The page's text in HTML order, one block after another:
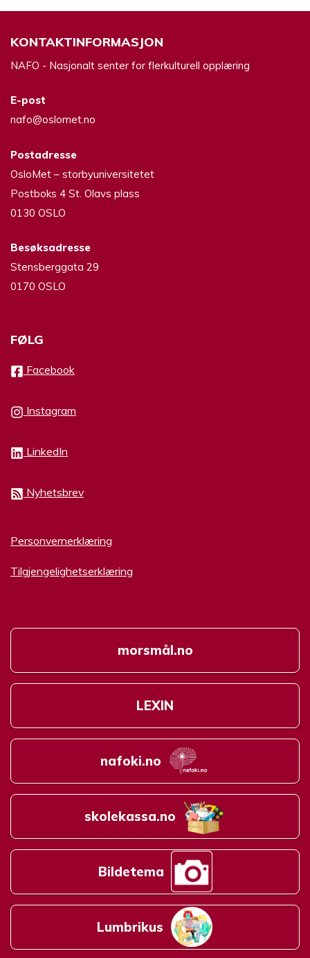
KONTAKTINFORMASJON
NAFO - Nasjonalt senter for flerkulturell opplæring
E-post
nafo@oslomet.no
Postadresse
OsloMet – storbyuniversitetet
Postboks 4 St. Olavs plass
0130 OSLO
Besøksadresse
Stensberggata 29
0170 OSLO
FØLG
Facebook
Instagram
LinkedIn
Nyhetsbrev
Personvernerklæring
Tilgjengelighetserklæring
morsmål.no
LEXIN
nafoki.no
skolekassa.no
Bildetema
Lumbrikus